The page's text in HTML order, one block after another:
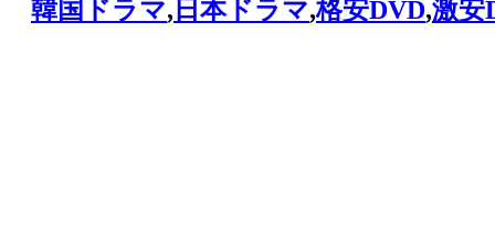
韓国ドラマ, 日本ドラマ,格安DVD,激安